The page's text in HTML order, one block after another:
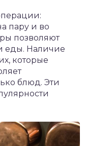
пару и во
позволяют
еды. Наличие
которые
блюд. Эти